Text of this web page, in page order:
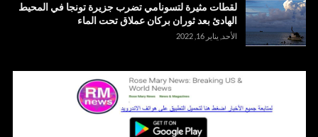
لقطات مثيرة لتسونامي تضرب جزيرة تونجا في المحيط
الهادئ بعد ثوران بركان عملاق تحت الماء
الأحد, يناير 16, 2022